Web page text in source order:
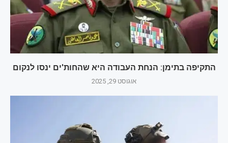
התקיפה בתימן: הנחת העבודה היא שהחות'ים ינסו לנקום
אוגוסט 29, 2025